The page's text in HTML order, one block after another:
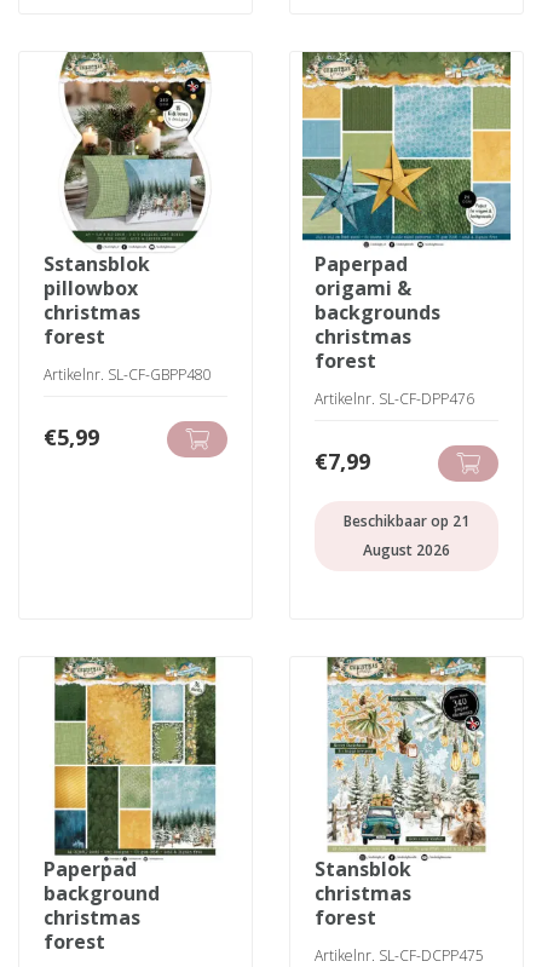
sstansblok
pillowbox
christmas
forest
Artikelnr. SL-CF-GBPP480
€5,99
paperpad
origami &
backgrounds
christmas
forest
Artikelnr. SL-CF-DPP476
€7,99
Beschikbaar op 21
August 2026
paperpad
background
christmas
forest
stansblok
christmas
forest
Artikelnr. SL-CF-DCPP475